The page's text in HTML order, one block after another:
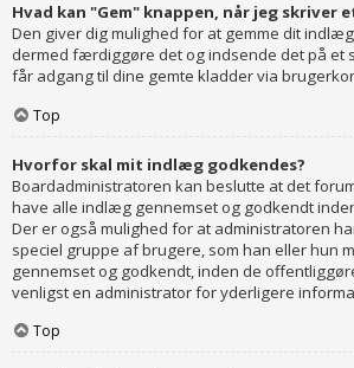
Hvad kan "Gem" knappen, når jeg skriver
Den giver dig mulighed for at gemme dit
dermed færdiggøre det og indsende det på et
får adgang til dine gemte kladder via
Top
Hvorfor skal mit indlæg godkendes?
Boardadministratoren kan beslutte at det
have alle indlæg gennemset og godkendt
Der er også mulighed for at administratoren
speciel gruppe af brugere, som han eller hun
gennemset og godkendt, inden de
venligst en administrator for yderligere
Top